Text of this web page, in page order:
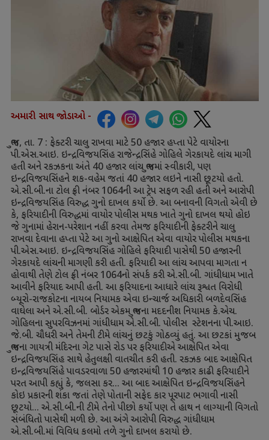
અમારી સાથ જોડાઓ -
ભુજ, તા. 7 : ફેક્ટરી ચાલુ રાખવા માટે50 હજાર હપ્તા પેટે વાયોરના
પી.એસ.આઇ. ઇન્દ્રવિજયસિંહ રાજેન્દ્રસિંહે ગોહિલે ગેરકાયદે લાંચ માગી
હતી અને રકઝકના અંતે 40 હજાર લાંચ ભુજમાં સ્વીકારી,પણ
ઇન્દ્રવિજયસિંહને શક-વહેમ જતાં 40 હજાર લઇને નાસી છૂટયો હતો.
એ.સી.બી.ના ટોલ ફ્રી નંબર 1064ની આ ટ્રેપ સફળ રહી હતી અને આરોપી
ઇન્દ્રવિજયસિંહ વિરુદ્ધ ગુનો દાખલ કર્યો છે. આ બનાવની વિગતો એવી છે
કે, ફરિયાદીની વિરુદ્ધમાં વાયોર પોલીસ મથક ખાતે ગુનો દાખલ થયો હોઇ
જે ગુનામાં હેરાન-પરેશાન નહીં કરવા તેમજ ફરિયાદીની ફેક્ટરીને ચાલુ
રાખવા દેવાના હપ્તા પેટે આ ગુનો આક્ષેપિત એવા વાયોર પોલીસ મથકના
પી.એસ.આઇ. ઇન્દ્રવિજયસિંહ ગોહિલે ફરિયાદી પાસેથી50 હજારની
ગેરકાયદે લાંચની માગણી કરી હતી. ફરિયાદી આ લાંચ આપવા માગતા ન
હોવાથી તેણે ટોલ ફ્રી નંબર 1064નો સંપર્ક કરી એ.સી.બી. ગાંધીધામ ખાતે
આવીને ફરિયાદ આપી હતી. આ ફરિયાદના આધારે લાંચ રૂશ્વત વિરોધી
બ્યૂરો-રાજકોટના નાયબ નિયામક એવા ઇન્ચાર્જ અધિકારી બળદેવસિંહ
વાઘેલા અને એ.સી.બી. બોર્ડર એકમ ભુજના મદદનીશ નિયામક કે.એચ.
ગોહિલના સુપરવિઝનમાં ગાંધીધામ એ.સી.બી. પોલીસ સ્ટેશનના પી.આઇ.
જે.બી. ચૌધરી અને તેમની ટીમે લાંચનું છટકું ગોઠવ્યું હતું. આ છટકાં મુજબ
ભુજના ગાયત્રી મંદિરના ગેટ પાસે રોડ પર ફરિયાદીએ આક્ષેપિત એવા
ઇન્દ્રવિજયસિંહ સાથે હેતુલક્ષી વાતચીત કરી હતી. રકઝક બાદ આક્ષેપિત
ઇન્દ્રવિજયસિંહે પાવડરવાળા50 હજારમાંથી10 હજાર કાઢી ફરિયાદીને
પરત આપી કહ્યું કે, જલસા કર... આ બાદ આક્ષેપિત ઇન્દ્રવિજયસિંહને
કોઇ પ્રકારની શંકા જતાં તેણે પોતાની સફેદ કાર પૂરપાટ ભગાવી નાસી
છૂટયો... એ.સી.બી.ની ટીમે તેનો પીછો કર્યો પણ તે હાથ ન લાગ્યાની વિગતો
સંબંધિતો પાસેથી મળી છે. આ અંગે આરોપી વિરુદ્ધ ગાંધીધામ
એ.સી.બી.માં વિવિધ કલમો તળે ગુનો દાખલ કરાયો છે.